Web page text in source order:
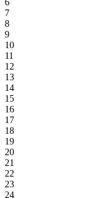
6
7
8
9
10
11
12
13
14
15
16
17
18
19
20
21
22
23
24